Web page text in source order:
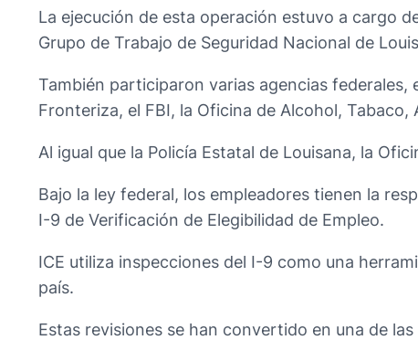
La ejecución de esta operación estuvo a cargo
Grupo de Trabajo de Seguridad Nacional de
También participaron varias agencias
Fronteriza, el FBI, la Oficina de Alcohol, Tabaco,
Al igual que la Policía Estatal de Louisana, la
Bajo la ley federal, los empleadores tienen la
I-9 de Verificación de Elegibilidad de Empleo.
ICE utiliza inspecciones del I-9 como una
país.
Estas revisiones se han convertido en una de